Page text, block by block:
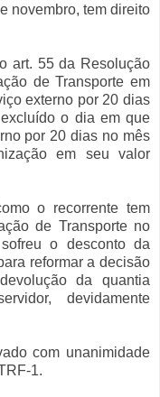
novembro, tem direito
art. 55 da Resolução
de Transporte em
externo por 20 dias
o dia em que
por 20 dias no mês
em seu valor
o recorrente tem
de Transporte no
o desconto da
reformar a decisão
da quantia
devidamente
com unanimidade
1.